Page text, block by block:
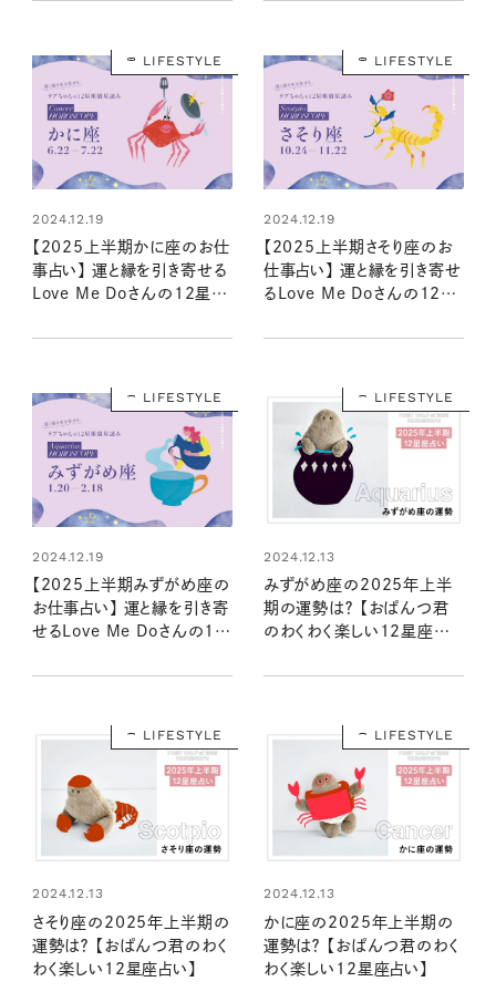
LIFESTYLE
2024.12.19
【2025上半期かに座のお仕
事占い】 運と縁を引き寄せる
Love Me Doさんの12星座
LIFESTYLE
2024.12.19
【2025上半期さそり座のお
仕事占い】 運と縁を引き寄せ
るLove Me Doさんの12星
LIFESTYLE
2024.12.19
【2025上半期みずがめ座の
お仕事占い】 運と縁を引き寄
せるLove Me Doさんの12
LIFESTYLE
2024.12.13
みずがめ座の2025年上半
期の運勢は？ 【おぱんつ君
のわくわく楽しい12星座占
LIFESTYLE
2024.12.13
さそり座の2025年上半期の
運勢は？ 【おぱんつ君のわく
わく楽しい12星座占い】
LIFESTYLE
2024.12.13
かに座の2025年上半期の
運勢は？ 【おぱんつ君のわく
わく楽しい12星座占い】